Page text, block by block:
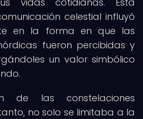
celestial influyó
en la forma en que las
fueron percibidas y
un valor simbólico
de las constelaciones
no solo se limitaba a la